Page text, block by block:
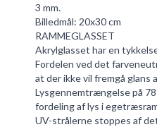
3 mm.
Billedmål: 20x30 cm
RAMMEGLASSET
Akrylglasset har en
Fordelen ved det
at der ikke vil fremgå glans
Lysgennemtrængelse på
fordeling af lys i
UV-strålerne stoppes af